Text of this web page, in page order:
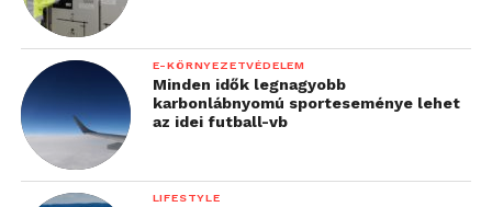
E-KÖRNYEZETVÉDELEM
Minden idők legnagyobb
karbonlábnyomú sporteseménye lehet
az idei futball-vb
LIFESTYLE